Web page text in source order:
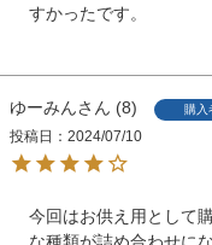
すかったです。
ゆーみん 8 購入
投稿日
2024/07/10
今回はお供え用として